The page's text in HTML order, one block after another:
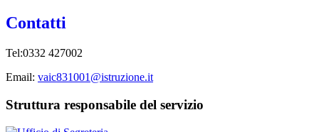
Contatti
Tel:0332 427002
Email: vaic831001@istruzione.it
Struttura responsabile del servizio